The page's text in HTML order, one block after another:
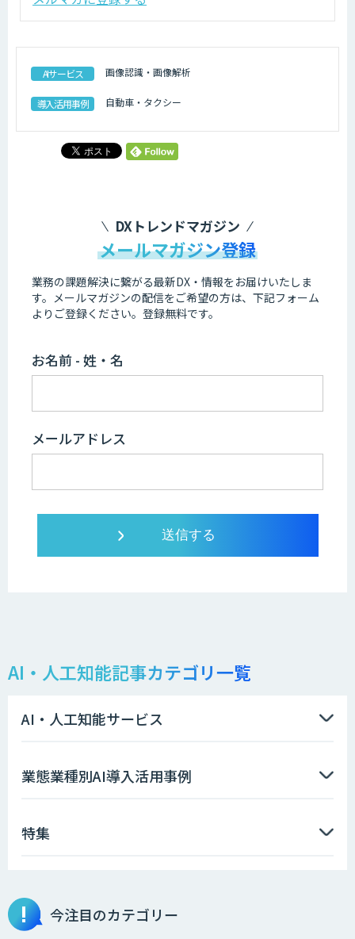
AIサービス 画像認識・画像解析
導入活用事例 自動車・タクシー
DXトレンドマガジン
メールマガジン登録
業務の課題解決に繋がる最新DX・情報をお届けいたしま
す。 メールマガジンの配信をご希望の方は、下記フォーム
よりご登録ください。登録無料です。
お名前 - 姓・名
メールアドレス
AI・人工知能記事カテゴリ一覧
AI・人工知能サービス
業態業種別AI導入活用事例
特集
今注目のカテゴリー